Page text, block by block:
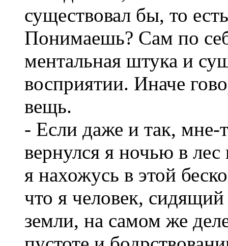
существовал бы, то
Понимаешь? Сам по
ментальная штука и
восприятии. Иначе
вещь.
- Если даже и так, мне-
вернулся я ночью в
я нахожусь в этой
что я человек,
земли, на самом же